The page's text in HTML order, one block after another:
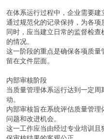
在体系运行过程中，企业需要建
通过规范化的记录保持，为各项
同时，应当建立日常的监督检
的情况。
这一阶段的重点是确保各项质
留在文件层面。
内部审核阶段
当质量管理体系运行达到一定
动。
内部审核旨在系统评估质量管
问题和改进机会。
这一工作应当由经过专业培训